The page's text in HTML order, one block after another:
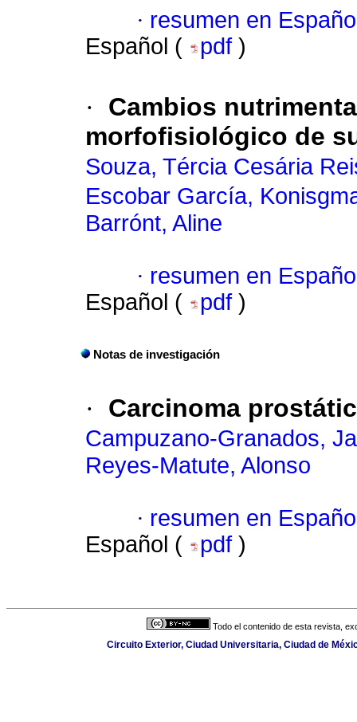
· resumen en
Español (
pdf )
·
Cambios
morfofisiológico de
Souza, Tércia Cesária
Escobar García,
Barrónt, Aline
· resumen en
Español (
pdf )
Notas de investigación
· Carcinoma
Campuzano-Granados,
Reyes-Matute, Alonso
· resumen en
Español (
pdf )
Todo el contenido de esta revista,
Circuito Exterior, Ciudad Universitaria, Ciudad de